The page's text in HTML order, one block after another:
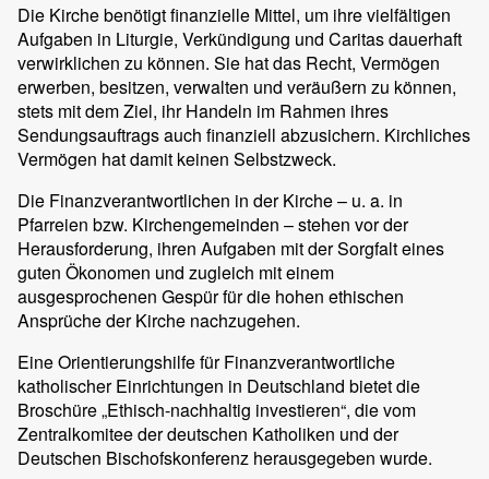
Die Kirche benötigt finanzielle Mittel, um ihre vielfältigen
Aufgaben in Liturgie, Verkündigung und Caritas dauerhaft
verwirklichen zu können. Sie hat das Recht, Vermögen
erwerben, besitzen, verwalten und veräußern zu können,
stets mit dem Ziel, ihr Handeln im Rahmen ihres
Sendungsauftrags auch finanziell abzusichern. Kirchliches
Vermögen hat damit keinen Selbstzweck.
Die Finanzverantwortlichen in der Kirche – u. a. in
Pfarreien bzw. Kirchengemeinden – stehen vor der
Herausforderung, ihren Aufgaben mit der Sorgfalt eines
guten Ökonomen und zugleich mit einem
ausgesprochenen Gespür für die hohen ethischen
Ansprüche der Kirche nachzugehen.
Eine Orientierungshilfe für Finanzverantwortliche
katholischer Einrichtungen in Deutschland bietet die
Broschüre „Ethisch-nachhaltig investieren“, die vom
Zentralkomitee der deutschen Katholiken und der
Deutschen Bischofskonferenz herausgegeben wurde.